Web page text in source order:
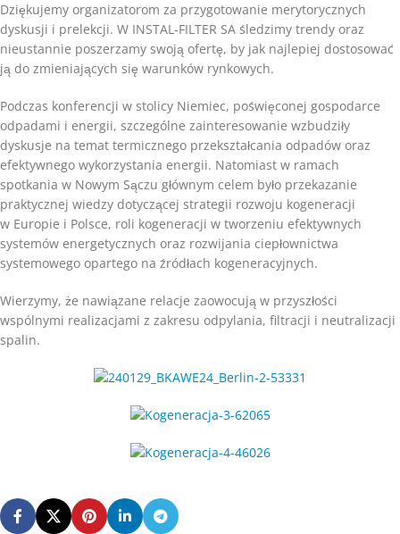
Dziękujemy organizatorom za przygotowanie merytorycznych
dyskusji i prelekcji. W INSTAL-FILTER SA śledzimy trendy oraz
nieustannie poszerzamy swoją ofertę, by jak najlepiej dostosować
ją do zmieniających się warunków rynkowych.
Podczas konferencji w stolicy Niemiec, poświęconej gospodarce
odpadami i energii, szczególne zainteresowanie wzbudziły
dyskusje na temat termicznego przekształcania odpadów oraz
efektywnego wykorzystania energii. Natomiast w ramach
spotkania w Nowym Sączu głównym celem było przekazanie
praktycznej wiedzy dotyczącej strategii rozwoju kogeneracji
w Europie i Polsce, roli kogeneracji w tworzeniu efektywnych
systemów energetycznych oraz rozwijania ciepłownictwa
systemowego opartego na źródłach kogeneracyjnych.
Wierzymy, że nawiązane relacje zaowocują w przyszłości
wspólnymi realizacjami z zakresu odpylania, filtracji i neutralizacji
spalin.